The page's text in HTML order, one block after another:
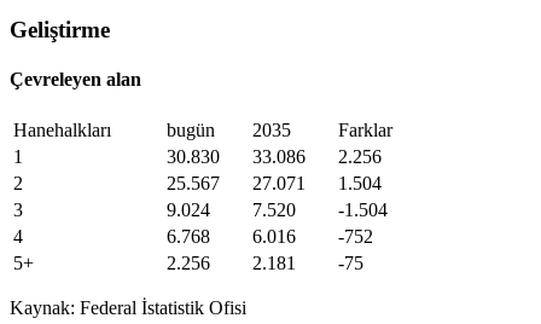
Geliştirme
Çevreleyen alan
Hanehalkları bugün 2035
Farklar
1
30.830 33.086
2.256
2
25.567 27.071
1.504
3
9.024 7.520
-1.504
4
6.768 6.016
-752
5+
2.256 2.181 -75
Kaynak: Federal İstatistik Ofisi